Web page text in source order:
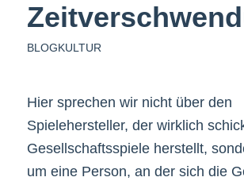
BLOGKULTUR
Hier sprechen wir nicht über den
Spielehersteller, der wirklich
Gesellschaftsspiele herstellt,
um eine Person, an der sich die